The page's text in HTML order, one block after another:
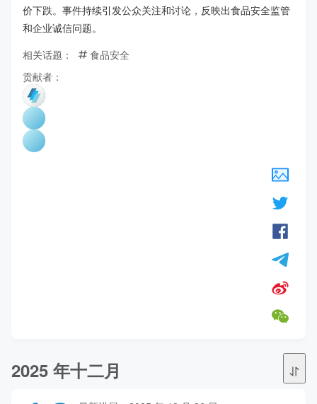
价下跌。事件持续引发公众关注和讨论，反映出食品安全监管
和企业诚信问题。
相关话题：
食品安全
贡献者：
2025 年十二月